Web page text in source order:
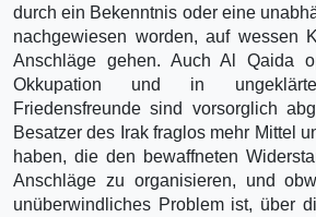
durch ein Bekenntnis oder eine
nachgewiesen worden, auf wessen
Anschläge gehen. Auch Al Qaida
Okkupation und in
Friedensfreunde sind vorsorglich
Besatzer des Irak fraglos mehr Mittel
haben, die den bewaffneten
Anschläge zu organisieren, und
unüberwindliches Problem ist, über